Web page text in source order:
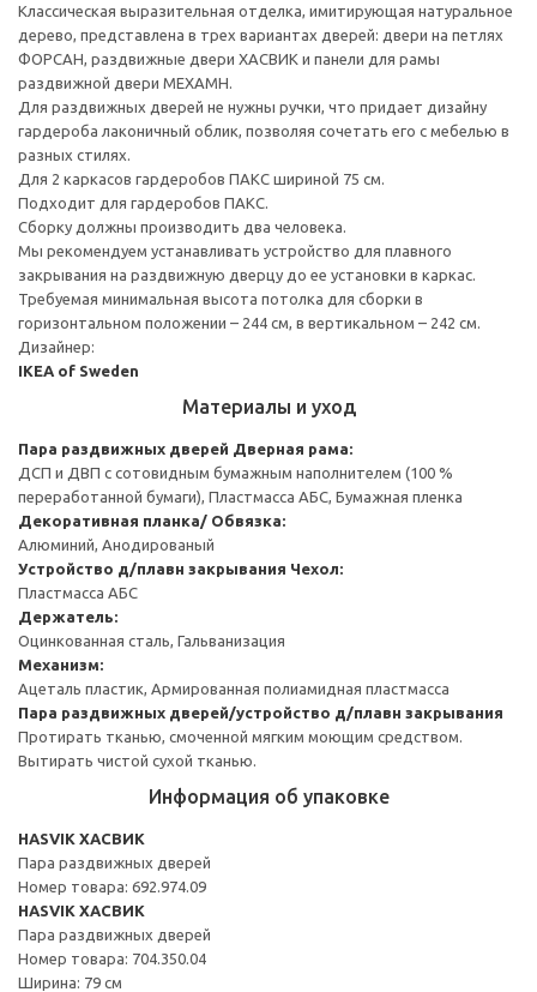
Классическая выразительная отделка, имитирующая натуральное
дерево, представлена в трех вариантах дверей: двери на петлях
ФОРСАН, раздвижные двери ХАСВИК и панели для рамы
раздвижной двери МЕХАМН.
Для раздвижных дверей не нужны ручки, что придает дизайну
гардероба лаконичный облик, позволяя сочетать его с мебелью в
разных стилях.
Для 2 каркасов гардеробов ПАКС шириной 75 см.
Подходит для гардеробов ПАКС.
Сборку должны производить два человека.
Мы рекомендуем устанавливать устройство для плавного
закрывания на раздвижную дверцу до ее установки в каркас.
Требуемая минимальная высота потолка для сборки в
горизонтальном положении – 244 см, в вертикальном – 242 см.
Дизайнер:
IKEA of Sweden
Материалы и уход
Пара раздвижных дверей Дверная рама:
ДСП и ДВП с сотовидным бумажным наполнителем (100 %
переработанной бумаги), Пластмасса АБС, Бумажная пленка
Декоративная планка/ Обвязка:
Алюминий, Анодированый
Устройство д/плавн закрывания Чехол:
Пластмасса АБС
Держатель:
Оцинкованная сталь, Гальванизация
Механизм:
Ацеталь пластик, Армированная полиамидная пластмасса
Пара раздвижных дверей/устройство д/плавн закрывания
Протирать тканью, смоченной мягким моющим средством.
Вытирать чистой сухой тканью.
Информация об упаковке
HASVIK ХАСВИК
Пара раздвижных дверей
Номер товара: 692.974.09
HASVIK ХАСВИК
Пара раздвижных дверей
Номер товара: 704.350.04
Ширина: 79 см